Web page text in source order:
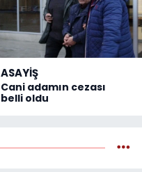
ASAYİŞ
Cani adamın cezası
belli oldu